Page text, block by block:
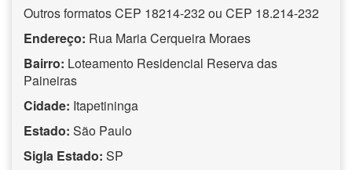
Outros formatos CEP 18214-232 ou CEP 18.214-232
Endereço: Rua Maria Cerqueira Moraes
Bairro: Loteamento Residencial Reserva das
Paineiras
Cidade: Itapetininga
Estado: São Paulo
Sigla Estado: SP